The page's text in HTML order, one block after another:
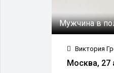
Мужчина в
Виктория
Москва, 27